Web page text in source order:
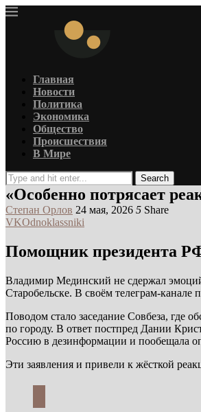
Главная
Новости
Политика
Экономика
Общество
Происшествия
В Мире
Search
«Особенно потрясает
Степан Орлов 24 мая, 2026 5 Share
VKOdnoklassniki
Помощник президента РФ
Владимир Мединский не сдержал
Старобельске. В своём телеграм-
Поводом стало заседание Совбеза, где
по городу. В ответ постпред Дании
Россию в дезинформации и пообещала
Эти заявления и привели к жёсткой